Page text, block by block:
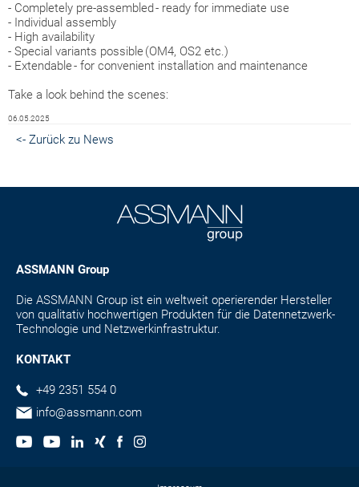
- Completely pre-assembled - ready for immediate use
- Individual assembly
- High availability
- Special variants possible (OM4, OS2 etc.)
- Extendable - for convenient installation and maintenance
Take a look behind the scenes:
06.05.2025
<- Zurück zu News
ASSMANN Group
Die ASSMANN Group ist ein weltweit operierender Hersteller
von qualitativ hochwertigen Produkten für die Datennetzwerk-
Technologie und Netzwerkinfrastruktur.
KONTAKT
+49 2351 554 0
info@assmann.com